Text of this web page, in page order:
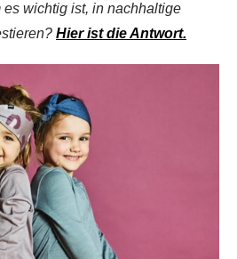
wichtig ist, in nachhaltige
Hier ist die Antwort.